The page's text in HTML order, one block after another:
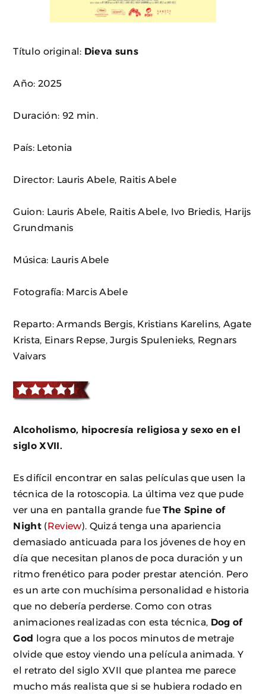
Título original: Dieva suns
Año: 2025
Duración: 92 min.
País: Letonia
Director: Lauris Abele, Raitis Abele
Guion: Lauris Abele, Raitis Abele, Ivo Briedis, Harijs
Grundmanis
Música: Lauris Abele
Fotografía: Marcis Abele
Reparto: Armands Bergis, Kristians Karelins, Agate
Krista, Einars Repse, Jurgis Spulenieks, Regnars
Vaivars
Alcoholismo, hipocresía religiosa y sexo en el
siglo XVII.
Es difícil encontrar en salas películas que usen la
técnica de la rotoscopia. La última vez que pude
ver una en pantalla grande fueThe Spine of
Night (Review). Quizá tenga una apariencia
demasiado anticuada para los jóvenes de hoy en
día que necesitan planos de poca duración y un
ritmo frenético para poder prestar atención. Pero
es un arte con muchísima personalidad e historia
que no debería perderse. Como con otras
animaciones realizadas con esta técnica, Dog of
God logra que a los pocos minutos de metraje
olvide que estoy viendo una película animada. Y
el retrato del siglo XVII que plantea me parece
mucho más realista que si se hubiera rodado en